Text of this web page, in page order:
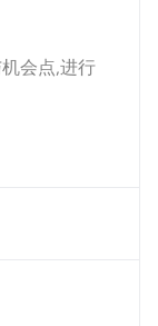
会点,进行
成。